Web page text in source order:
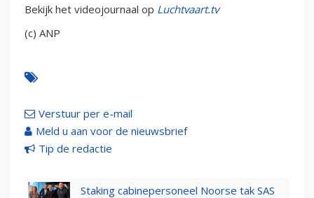
Bekijk het videojournaal op Luchtvaart.tv
(c) ANP
Verstuur per e-mail
Meld u aan voor de nieuwsbrief
Tip de redactie
Staking cabinepersoneel Noorse tak SAS